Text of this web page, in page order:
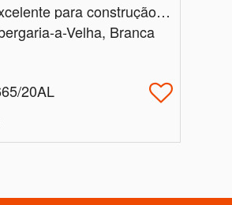
Terreno excelente para construção na Branca
a-Velha, Branca
20AL